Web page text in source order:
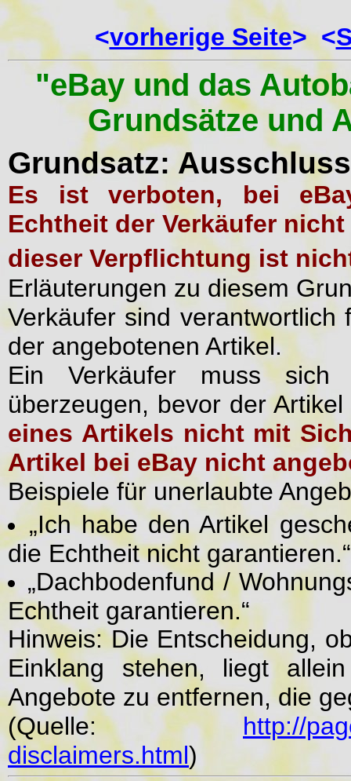
<vorherige Seite> <
"eBay und das
Grundsätze und
Grundsatz:
Es ist verboten, bei
Echtheit der Verkäufer
dieser Verpflichtung ist
Erläuterungen zu diesem
Verkäufer sind
der angebotenen Artikel.
Ein Verkäufer muss
überzeugen, bevor der
eines Artikels nicht mit
Artikel bei eBay nicht
Beispiele für unerlaubte
„Ich habe den Artikel
die Echtheit nicht garantieren.“
„Dachbodenfund /
Echtheit garantieren.“
Hinweis: Die Entscheidung,
Einklang stehen, liegt
Angebote zu entfernen, die
(Quelle: http://
disclaimers.html)